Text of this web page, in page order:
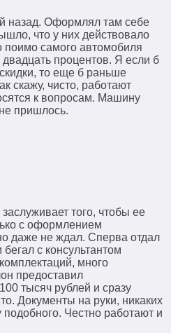
назад. Оформлял там себе
что у них действовало
поимо самого автомобиля
процентов. Я если б
то еще б раньше
скажу, чисто, работают
к вопросам. Машину
пришлось.
того, чтобы ее
с оформлением
даже не ждал. Сперва отдал
с консультантом
много
предоставил
тысяч рублей и сразу
Документы на руки, никаких
Честно работают и